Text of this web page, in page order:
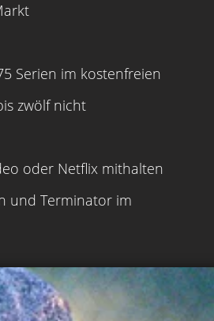
Serien im kostenfreien
zwölf nicht
oder Netflix mithalten
und Terminator im